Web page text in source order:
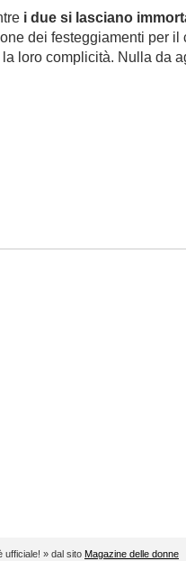
i due si lasciano
dei festeggiamenti per il
loro complicità. Nulla da
ufficiale! » dal sito Magazine delle donne